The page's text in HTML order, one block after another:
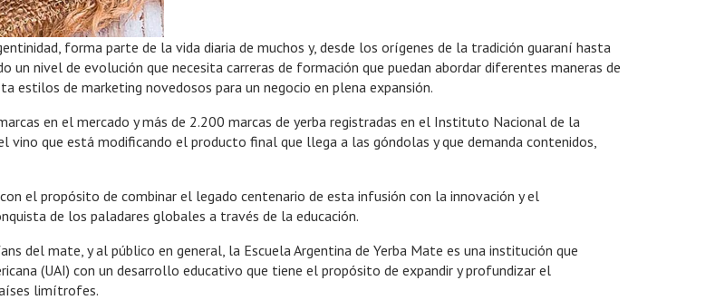
forma parte de la vida diaria de muchos y, desde los orígenes de la tradición guaraní hasta
nivel de evolución que necesita carreras de formación que puedan abordar diferentes maneras de
estilos de marketing novedosos para un negocio en plena expansión.
en el mercado y más de 2.200 marcas de yerba registradas en el Instituto Nacional de la
que está modificando el producto final que llega a las góndolas y que demanda contenidos,
el propósito de combinar el legado centenario de esta infusión con la innovación y el
de los paladares globales a través de la educación.
del mate, y al público en general, la Escuela Argentina de Yerba Mate es una institución que
(UAI) con un desarrollo educativo que tiene el propósito de expandir y profundizar el
limítrofes.